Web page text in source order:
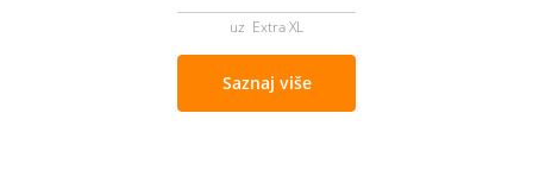
uz Extra XL
Saznaj više